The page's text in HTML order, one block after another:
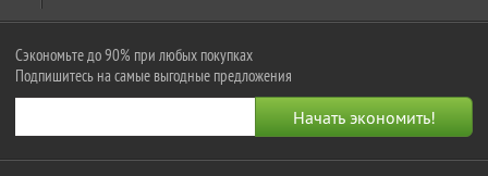
Сэкономьте до 90% при любых покупках
Подпишитесь на самые выгодные предложения